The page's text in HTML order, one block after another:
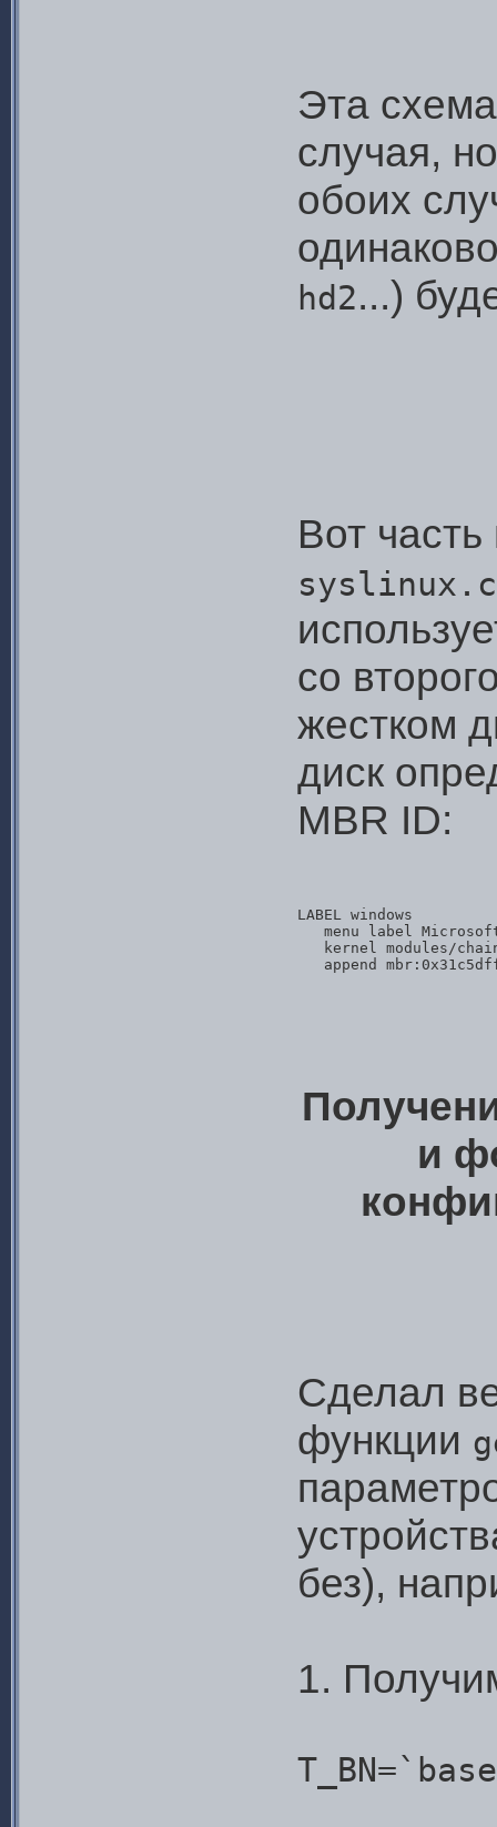
Эта
случая,
обоих
hd2...)
Вот
со
жестком
диск
MBR ID:
LABEL windows
menu label
kernel modules/
append
и
Сделал
функции
без),
1.